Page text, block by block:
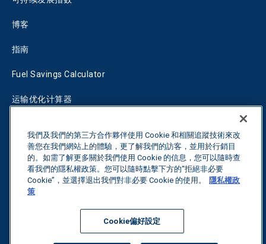
博客
指南
Fuel Savings Calculator
运输优化计算器
联系我们
我們及我們的第三方合作夥伴使用 Cookie 和相關追蹤技術來改
善您在我們網站上的體驗，更了解我們的訪客，並用於行銷目
的。如需了解更多關於我們使用 Cookie 的信息，您可以隨時查
看我們的隱私權政策。您可以隨時點擊下方的“拒絕非必要
Cookie”，並選擇退出我們對非必要 Cookie 的使用。
隱私權政
策
Cookie偏好設定